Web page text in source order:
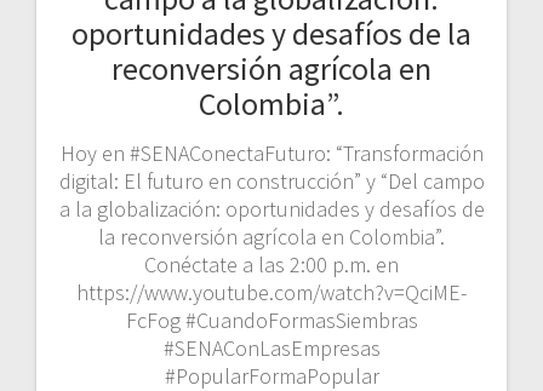
oportunidades y desafíos de la
reconversión agrícola en
Colombia”.
Hoy en #SENAConectaFuturo: “Transformación
digital: El futuro en construcción” y “Del campo
a la globalización: oportunidades y desafíos de
la reconversión agrícola en Colombia”.
Conéctate a las 2:00 p.m. en
https://www.youtube.com/watch?v=QciME-
FcFog #CuandoFormasSiembras
#SENAConLasEmpresas
#PopularFormaPopular